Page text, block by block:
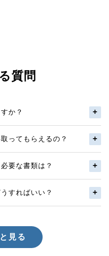
質問
か？
ってもらえるの？
要な書類は？
すればいい？
見る